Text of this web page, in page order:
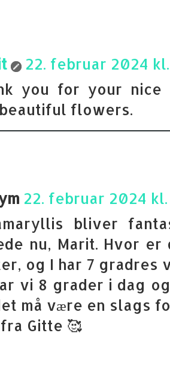
22. februar 2024
you for your nice
flowers.
22. februar 2024 kl.
bliver
nu, Marit. Hvor
og I har 7 gradres
vi 8 grader i dag
må være en slags
Gitte 🥰